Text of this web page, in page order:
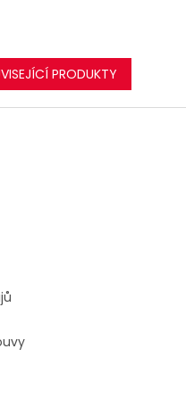
PRODUKTY